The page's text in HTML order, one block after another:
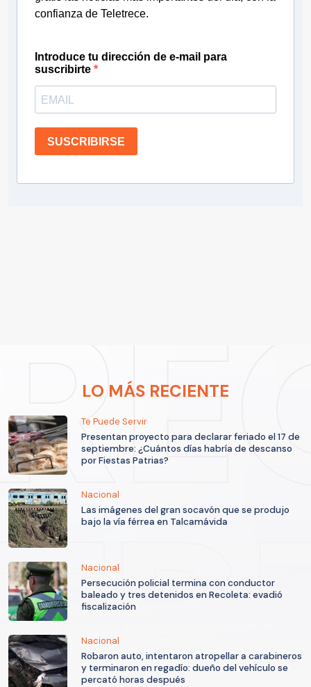
confianza de Teletrece.
Introduce tu dirección de e-mail para
suscribirte
SUSCRIBIRSE
LO MÁS RECIENTE
Te Puede Servir
Presentan proyecto para declarar feriado el 17 de
septiembre: ¿Cuántos días habría de descanso
por Fiestas Patrias?
Nacional
Las imágenes del gran socavón que se produjo
bajo la vía férrea en Talcamávida
Nacional
Persecución policial termina con conductor
baleado y tres detenidos en Recoleta: evadió
fiscalización
Nacional
Robaron auto, intentaron atropellar a carabineros
y terminaron en regadío: dueño del vehículo se
percató horas después